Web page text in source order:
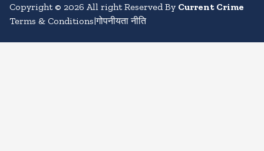
Copyright© 2026 All right Reserved By Current Crime
Terms & Conditions|गोपनीयता नीति